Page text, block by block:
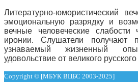
Литературно-юмористический
эмоциональную разрядку и
вечные человеческие слабости
иронии. Слушатели получают
узнаваемый жизненный
удовольствие от великого
Copyright © [МБУК ВЦБС 2003-2025]